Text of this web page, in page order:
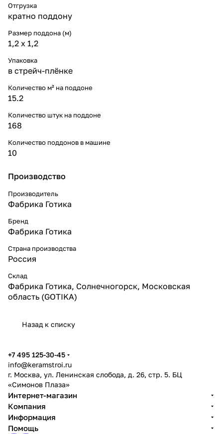
Отгрузка
кратно поддону
Размер поддона (м)
1,2 x 1,2
Упаковка
в стрейч-плёнке
Количество м² на поддоне
15.2
Количество штук на поддоне
168
Количество поддонов в машине
10
Производство
Производитель
Фабрика Готика
Бренд
Фабрика Готика
Страна производства
Россия
Склад
Фабрика Готика, Солнечногорск, Московская
область (GOTIKA)
Назад к списку
+7 495 125-30-45
info@keramstroi.ru
г. Москва, ул. Ленинская слобода, д. 26, стр. 5. БЦ
«Симонов Плаза»
Интернет-магазин
Компания
Информация
Помощь